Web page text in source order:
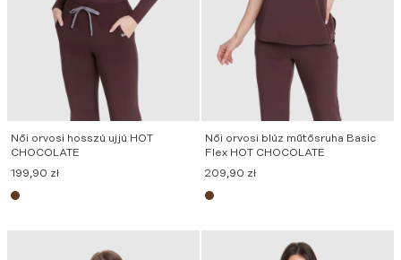
Női orvosi hosszú ujjú HOT
CHOCOLATE
199,90 zł
Női orvosi blúz műtősruha Basic
Flex HOT CHOCOLATE
209,90 zł